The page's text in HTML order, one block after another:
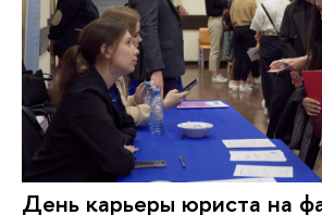
День карьеры юриста на